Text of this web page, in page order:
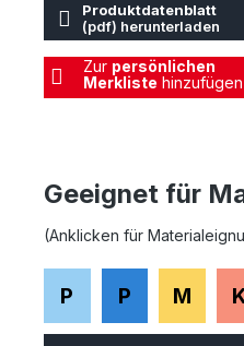
Produktdatenblatt
(pdf) herunterladen
Zur persönlichen
Merkliste hinzufügen
Geeignet für
(Anklicken für
P P M